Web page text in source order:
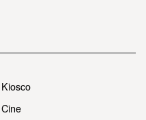
Kiosco
Cine